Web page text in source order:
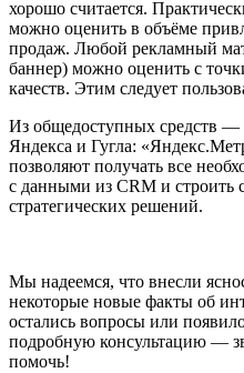
хорошо считается.
можно оценить в объёме
продаж. Любой рекламный
баннер) можно оценить с
качеств. Этим следует
Из общедоступных средств —
Яндекса и Гугла:
позволяют получать все
с данными из CRM и строить
стратегических решений.
Мы надеемся, что внесли
некоторые новые факты об
остались вопросы или
подробную консультацию —
помочь!